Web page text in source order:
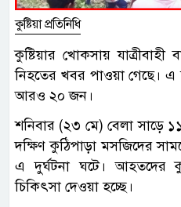
কুষ্টিয়া প্রতিনিধি
কুষ্টিয়ার খোকসায় যাত্রীবাহী
নিহতের খবর পাওয়া গেছে।
আরও ২০ জন।
শনিবার (২৩ মে) বেলা সাড়ে
দক্ষিণ কুঠিপাড়া মসজিদের
এ দুর্ঘটনা ঘটে। আহতদের
চিকিৎসা দেওয়া হচ্ছে।